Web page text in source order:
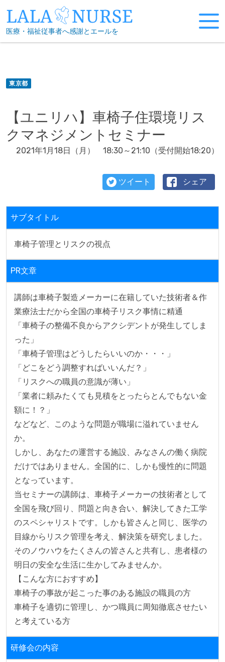
to
content
医療・福祉従事者へ感謝とエールを
東京都
【ユニリハ】車椅子住環境リス
クマネジメントセミナー
2021年1月18日（月） 18:30～21:10（受付開始18:20）
ツイート シェア
サブタイトル
車椅子管理とリスクの視点
PR文章
講師は車椅子製造メーカーに在籍していた技術者＆作
業療法士だから全国の車椅子リスク事情に精通
「車椅子の整備不良からアクシデントが発生してしま
った」
「車椅子管理はどうしたらいいのか・・・」
「どこをどう調整すればいいんだ？」
「リスクへの職員の意識が薄い」
「業者に頼みたくても見積をとったらとんでもない金
額に！？」
などなど、このような問題が職場に溢れていません
か。
しかし、あなたの運営する施設、みなさんの働く病院
だけではありません。全国的に、しかも慢性的に問題
となっています。
当セミナーの講師は、車椅子メーカーの技術者として
全国を飛び回り、問題と向き合い、解決してきた工学
のスペシャリストです。しかも皆さんと同じ、医学の
目線からリスク管理を考え、解決策を研究しました。
そのノウハウをたくさんの皆さんと共有し、患者様の
明日の安全な生活に生かしてみませんか。
【こんな方におすすめ】
車椅子の事故が起こった事のある施設の職員の方
車椅子を適切に管理し、かつ職員に周知徹底させたい
と考えている方
研修会の内容